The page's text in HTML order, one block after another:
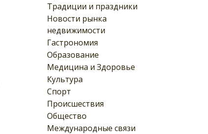
Традиции и праздники
Новости рынка
недвижимости
Гастрономия
Образование
Медицина и Здоровье
Культура
Спорт
Происшествия
Общество
Международные связи